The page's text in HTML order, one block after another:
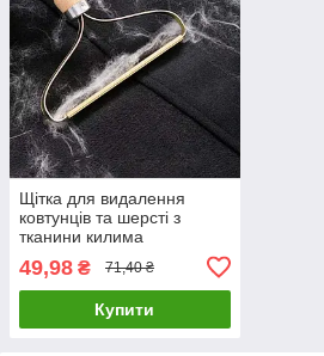
Щітка для видалення
ковтунців та шерсті з
тканини килима
49,98 ₴ 71,40 ₴
Купити